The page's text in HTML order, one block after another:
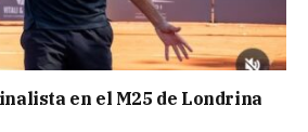
en el M25 de Londrina